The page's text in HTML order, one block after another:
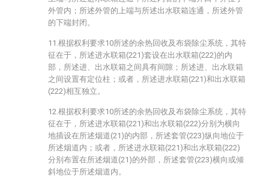
外管内；所述外管的上端与所述出水联箱连通，所述外管
的下端封闭。
11.根据权利要求10所述的余热回收及布袋除尘系统，其特
征在于，所述进水联箱(221)套设在出水联箱(222)的内
部，所述进、出水联箱之间具有间隙；所述进、出水联箱
之间设置有定位柱；或者，所述进水联箱(221)和出水联箱
(222)相互独立。
12.根据权利要求10所述的余热回收及布袋除尘系统，其特
征在于，所述进水联箱(221)和出水联箱(222)分别为横向
地插设在所述烟道(21)的内部，所述套管(223)纵向地位于
所述烟道内；或者，所述进水联箱(221)和出水联箱(222)
分别布置在所述烟道(21)的外部，所述套管(223)横向或倾
斜地位于所述烟道内。